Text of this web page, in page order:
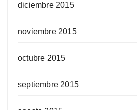
diciembre 2015
noviembre 2015
octubre 2015
septiembre 2015